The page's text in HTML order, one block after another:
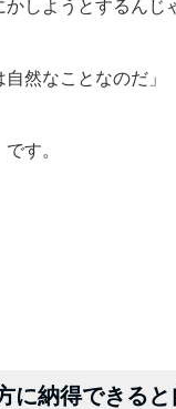
かしようとするんじ
自然なことなのだ」
す。
に納得できる